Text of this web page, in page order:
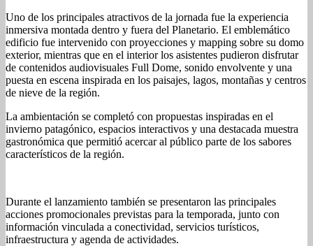
Uno de los principales atractivos de la jornada fue la experiencia
inmersiva montada dentro y fuera del Planetario. El emblemático
edificio fue intervenido con proyecciones y mapping sobre su domo
exterior, mientras que en el interior los asistentes pudieron disfrutar
de contenidos audiovisuales Full Dome, sonido envolvente y una
puesta en escena inspirada en los paisajes, lagos, montañas y centros
de nieve de la región.
La ambientación se completó con propuestas inspiradas en el
invierno patagónico, espacios interactivos y una destacada muestra
gastronómica que permitió acercar al público parte de los sabores
característicos de la región.
Durante el lanzamiento también se presentaron las principales
acciones promocionales previstas para la temporada, junto con
información vinculada a conectividad, servicios turísticos,
infraestructura y agenda de actividades.